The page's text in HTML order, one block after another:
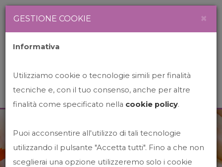
News&Events
GESTIONE COOKIE ×
Informativa
Utilizziamo cookie o tecnologie simili per finalità
tecniche e, con il tuo consenso, anche per altre
finalità come specificato nella cookie policy.
Puoi acconsentire all'utilizzo di tali tecnologie
utilizzando il pulsante "Accetta tutti". Fino a che non
sceglierai una opzione utilizzeremo solo i cookie